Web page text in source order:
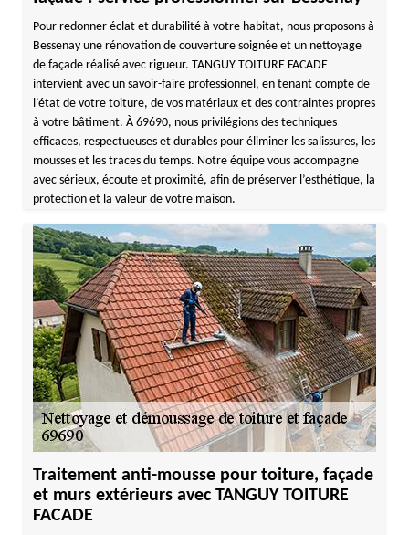
Pour redonner éclat et durabilité à votre habitat, nous proposons à
Bessenay une rénovation de couverture soignée et un nettoyage
de façade réalisé avec rigueur. TANGUY TOITURE FACADE
intervient avec un savoir-faire professionnel, en tenant compte de
l’état de votre toiture, de vos matériaux et des contraintes propres
à votre bâtiment. À 69690, nous privilégions des techniques
efficaces, respectueuses et durables pour éliminer les salissures, les
mousses et les traces du temps. Notre équipe vous accompagne
avec sérieux, écoute et proximité, afin de préserver l’esthétique, la
protection et la valeur de votre maison.
Traitement anti-mousse pour toiture, façade
et murs extérieurs avec TANGUY TOITURE
FACADE